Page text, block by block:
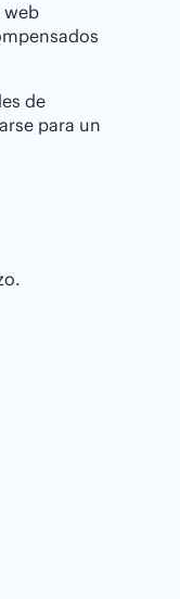
web
de
para un